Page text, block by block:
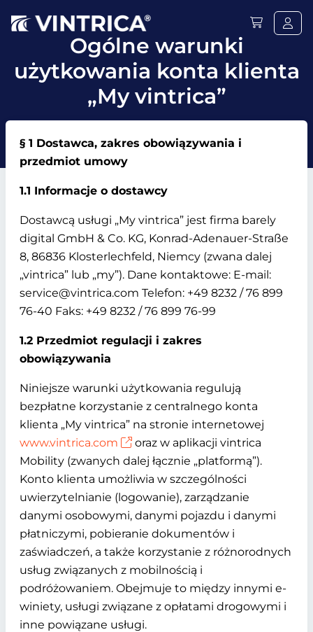
Ogólne warunki
użytkowania konta klienta
„My vintrica”
§ 1 Dostawca, zakres obowiązywania i
przedmiot umowy
1.1 Informacje o dostawcy
Dostawcą usługi „My vintrica” jest firma barely
digital GmbH & Co. KG, Konrad-Adenauer-Straße
8, 86836 Klosterlechfeld, Niemcy (zwana dalej
„vintrica” lub „my”). Dane kontaktowe: E-mail:
service@vintrica.com Telefon: +49 8232 / 76 899
76-40 Faks: +49 8232 / 76 899 76-99
1.2 Przedmiot regulacji i zakres
obowiązywania
Niniejsze warunki użytkowania regulują
bezpłatne korzystanie z centralnego konta
klienta „My vintrica” na stronie internetowej
www.vintrica.com
oraz w aplikacji vintrica
Mobility (zwanych dalej łącznie „platformą”).
Konto klienta umożliwia w szczególności
uwierzytelnianie (logowanie), zarządzanie
danymi osobowymi, danymi pojazdu i danymi
płatniczymi, pobieranie dokumentów i
zaświadczeń, a także korzystanie z różnorodnych
usług związanych z mobilnością i
podróżowaniem. Obejmuje to między innymi e-
winiety, usługi związane z opłatami drogowymi i
inne powiązane usługi.